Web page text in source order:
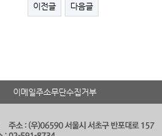
이전글 다음글
이메일주소무단수집거부